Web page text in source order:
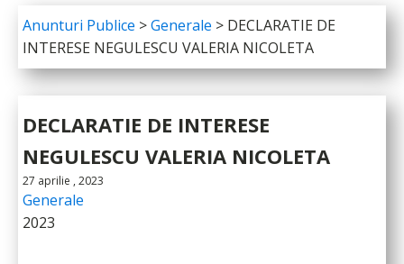
Anunturi Publice >Generale > DECLARATIE DE
INTERESE NEGULESCU VALERIA NICOLETA
DECLARATIE DE INTERESE
NEGULESCU VALERIA NICOLETA
27 aprilie , 2023
Generale
2023